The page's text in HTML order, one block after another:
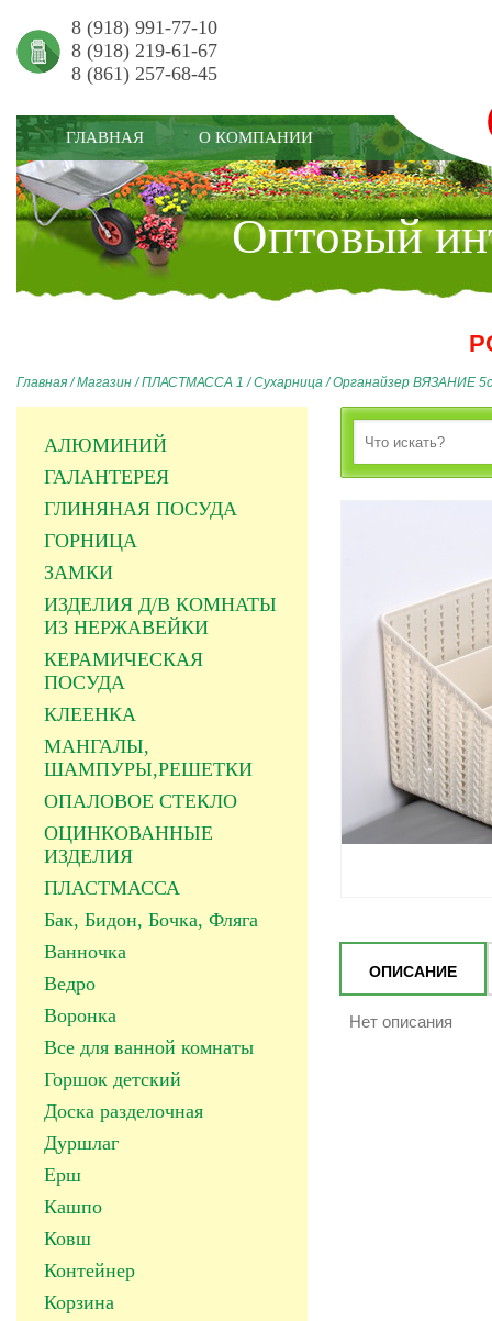
8 (918) 991-77-10
8 (918) 219-61-67
8 (861) 257-68-45
Оптовый
ГЛАВНАЯ О КОМПАНИИ
Главная/Магазин/ПЛАСТМАССА 1 /Сухарница/Органайзер ВЯЗАНИЕ
АЛЮМИНИЙ
ГАЛАНТЕРЕЯ
ГЛИНЯНАЯ ПОСУДА
ГОРНИЦА
ЗАМКИ
ИЗДЕЛИЯ Д/В КОМНАТЫ
ИЗ НЕРЖАВЕЙКИ
КЕРАМИЧЕСКАЯ
ПОСУДА
КЛЕЕНКА
МАНГАЛЫ,
ШАМПУРЫ,РЕШЕТКИ
ОПАЛОВОЕ СТЕКЛО
ОЦИНКОВАННЫЕ
ИЗДЕЛИЯ
ПЛАСТМАССА
Бак, Бидон, Бочка, Фляга
Ванночка
Ведро
Воронка
Все для ванной комнаты
Горшок детский
Доска разделочная
Дуршлаг
Ерш
Кашпо
Ковш
Контейнер
Корзина
ОПИСАНИЕ
Нет описания